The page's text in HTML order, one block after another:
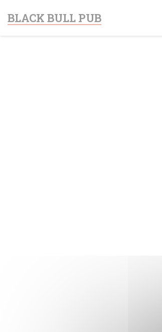
BLACK BULL PUB